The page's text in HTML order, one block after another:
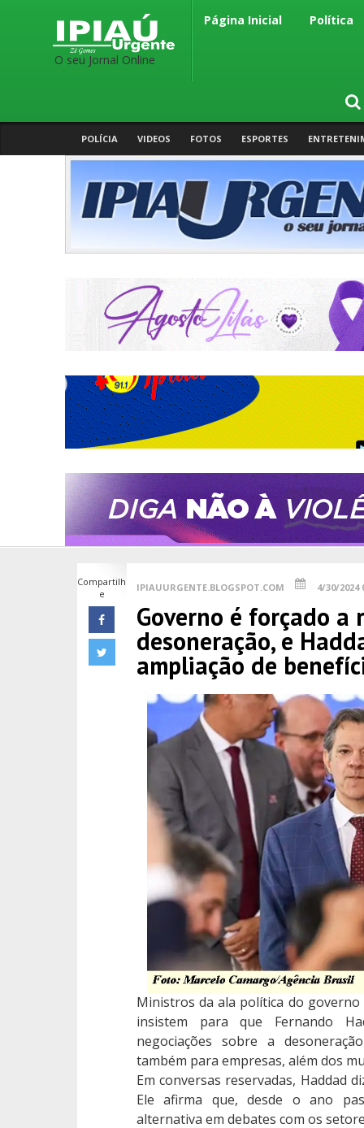
O seu Jornal Online
Página Inicial Política
POLÍCIA VIDEOS FOTOS ESPORTES
Compartilh
e
IPIAUURGENTE.BLOGSPOT.COM 4/30/2024
Governo é forçado a
desoneração, e
ampliação de
Ministros da ala política do governo
insistem para que Fernando
negociações sobre a
também para empresas, além dos
Em conversas reservadas, Haddad
Ele afirma que, desde o ano
alternativa em debates com os